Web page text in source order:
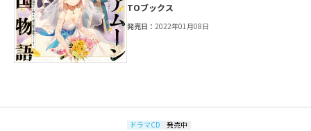
TOブックス
発売日：2022年01月08日
ドラマCD 発売中